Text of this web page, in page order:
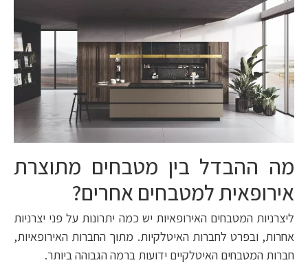
מה ההבדל בין מטבחים מתוצרת
אירופאית למטבחים אחרים?
ליצרניות המטבחים האירופאיות יש כמה יתרונות על פני יצרניות
אחרות, ובפרט לחברות האיטלקיות. מתוך החברות האירופאיות,
חברות המטבחים האיטלקיים ידועות ברמה הגבוהה ביותר.